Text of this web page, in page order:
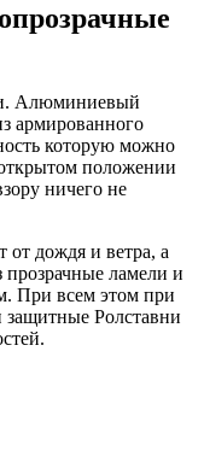
Алюминиевый
армированного
которую можно
положении
ничего не
от дождя и ветра, а
прозрачные ламели и
При всем этом при
Ролставни